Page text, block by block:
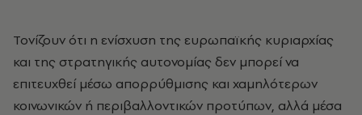
Τονίζουν ότι η ενίσχυση της ευρωπαϊκής κυριαρχίας
και της στρατηγικής αυτονομίας δεν μπορεί να
επιτευχθεί μέσω απορρύθμισης και χαμηλότερων
κοινωνικών ή περιβαλλοντικών προτύπων, αλλά μέσα